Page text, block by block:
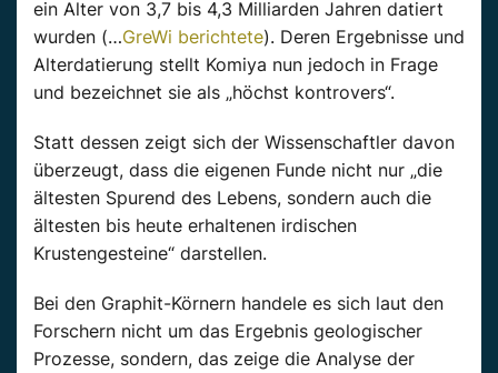
ein Alter von 3,7 bis 4,3 Milliarden Jahren datiert
wurden (…GreWi berichtete). Deren Ergebnisse und
Alterdatierung stellt Komiya nun jedoch in Frage
und bezeichnet sie als „höchst kontrovers“.
Statt dessen zeigt sich der Wissenschaftler davon
überzeugt, dass die eigenen Funde nicht nur „die
ältesten Spurend des Lebens, sondern auch die
ältesten bis heute erhaltenen irdischen
Krustengesteine“ darstellen.
Bei den Graphit-Körnern handele es sich laut den
Forschern nicht um das Ergebnis geologischer
Prozesse, sondern, das zeige die Analyse der